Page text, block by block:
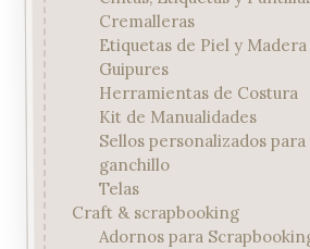
Cremalleras
Etiquetas de Piel y Madera
Guipures
Herramientas de Costura
Kit de Manualidades
Sellos personalizados
ganchillo
Telas
Craft & scrapbooking
Adornos para